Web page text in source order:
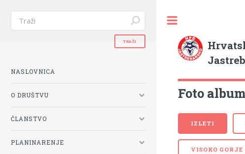
Foto
IZLETI
VISOKO GORJE
NASLOVNICA
O DRUŠTVU
ČLANSTVO
PLANINARENJE